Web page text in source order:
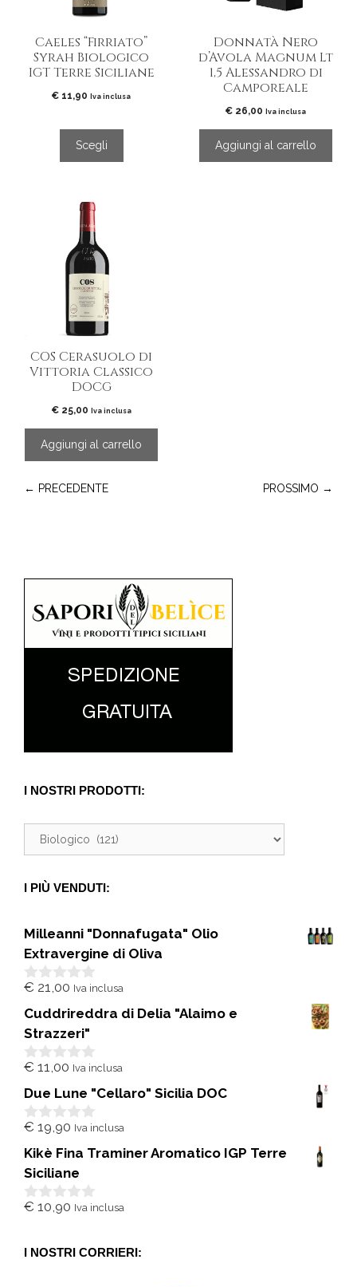
Caeles “Firriato”
Syrah Biologico
IGT Terre Siciliane
€ 11,90 Iva inclusa
Scegli
scelte
nella
pagina
Donnatà Nero
d’Avola Magnum Lt
1,5 Alessandro di
Camporeale
€ 26,00 Iva inclusa
Aggiungi al carrello
COS Cerasuolo di
Vittoria Classico
DOCG
€25,00 Iva inclusa
Aggiungi al carrello
← PRECEDENTE PROSSIMO →
I NOSTRI PRODOTTI:
I PIÙ VENDUTI:
Milleanni "Donnafugata" Olio
Extravergine di Oliva
0
u
5
€ 21,00 Iva inclusa
Cuddrireddra di Delia "Alaimo e
Strazzeri"
0
u
5
€ 11,00 Iva inclusa
Due Lune "Cellaro" Sicilia DOC
0
u
5
€ 19,90 Iva inclusa
Kikè Fina Traminer Aromatico IGP Terre
Siciliane
0
5
€ 10,90 Iva inclusa
I NOSTRI CORRIERI: